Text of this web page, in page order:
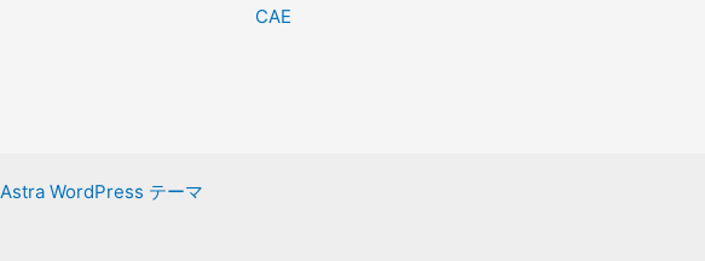
CAE
Astra WordPress テーマ